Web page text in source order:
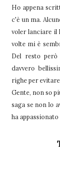
Ho appena
c'è un ma.
voler lanciare il
volte mi è
Del resto
davvero
righe per
Gente, non so
saga se non lo
ha appassionato